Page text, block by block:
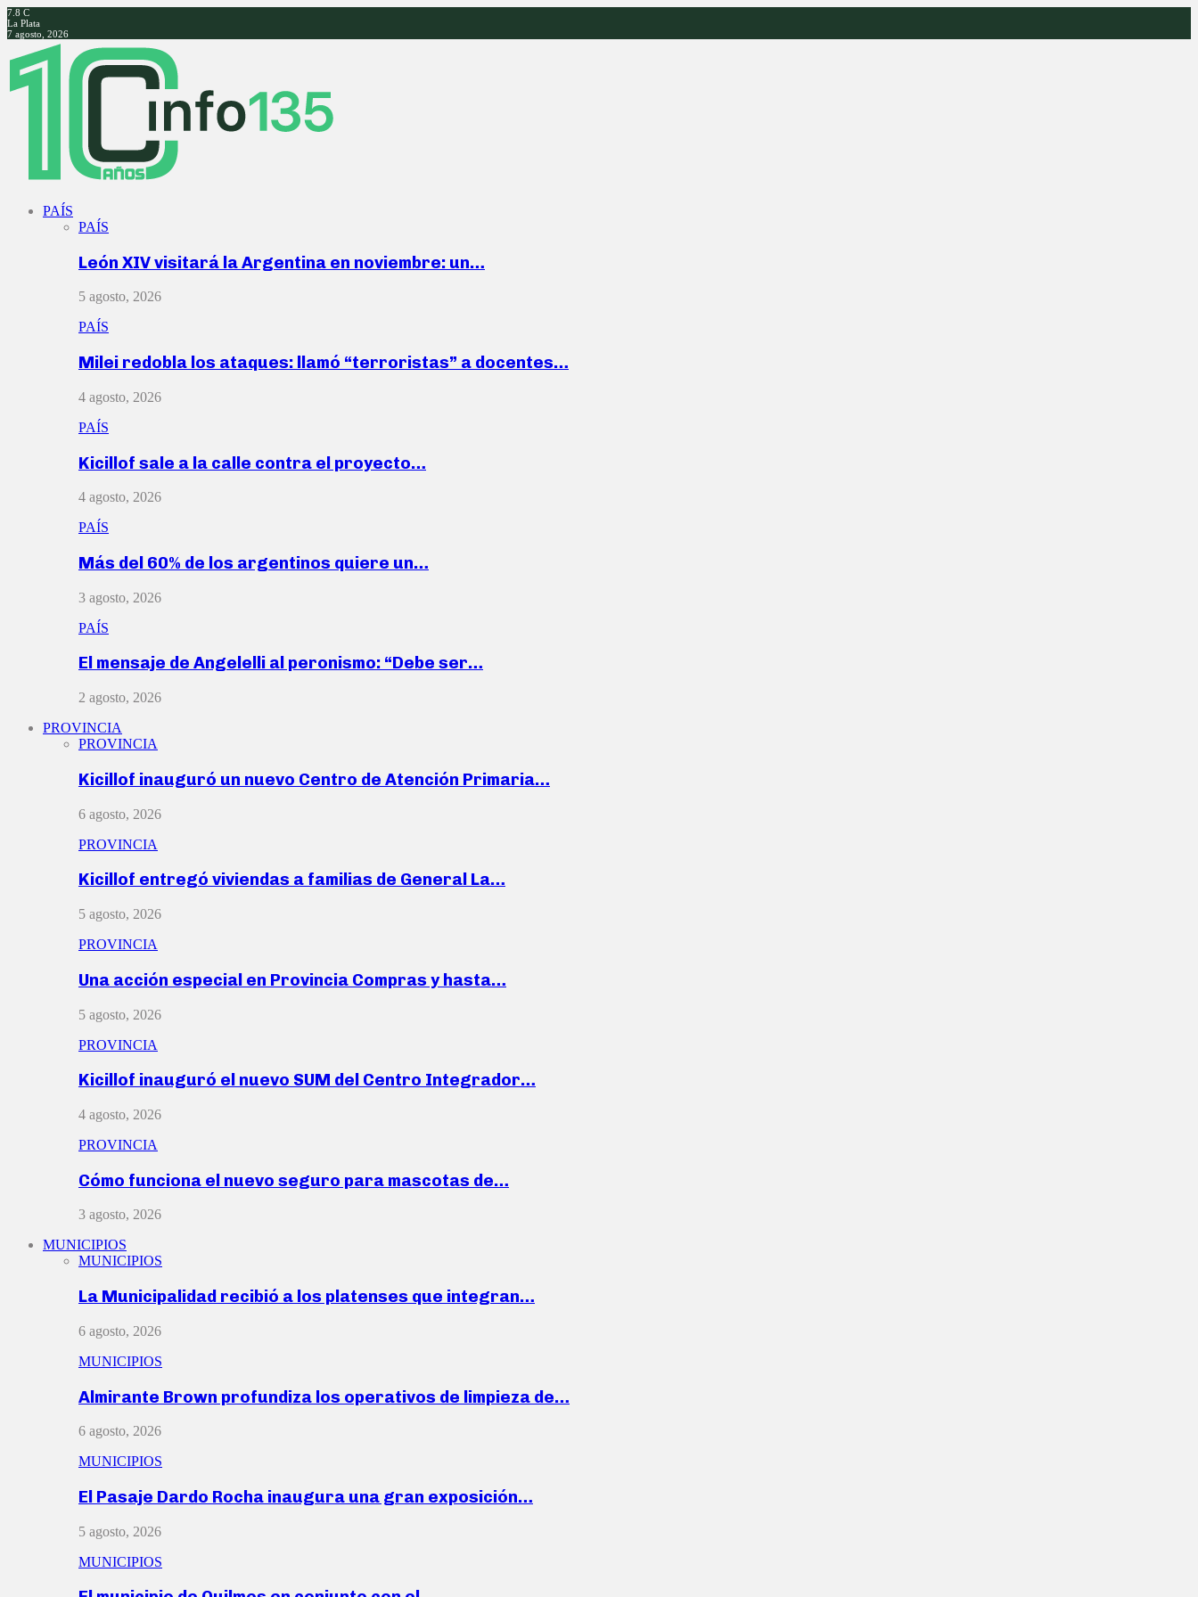
7.8 C
La Plata
7 agosto, 2026
Facebook
Twitter
Instagram
Youtube
PAÍS
PAÍS
León XIV visitará la Argentina en noviembre: un…
5 agosto, 2026
PAÍS
Milei redobla los ataques: llamó “terroristas” a docentes…
4 agosto, 2026
PAÍS
Kicillof sale a la calle contra el proyecto…
4 agosto, 2026
PAÍS
Más del 60% de los argentinos quiere un…
3 agosto, 2026
PAÍS
El mensaje de Angelelli al peronismo: “Debe ser…
2 agosto, 2026
PROVINCIA
PROVINCIA
Kicillof inauguró un nuevo Centro de Atención Primaria…
6 agosto, 2026
PROVINCIA
Kicillof entregó viviendas a familias de General La…
5 agosto, 2026
PROVINCIA
Una acción especial en Provincia Compras y hasta…
5 agosto, 2026
PROVINCIA
Kicillof inauguró el nuevo SUM del Centro Integrador…
4 agosto, 2026
PROVINCIA
Cómo funciona el nuevo seguro para mascotas de…
3 agosto, 2026
MUNICIPIOS
MUNICIPIOS
La Municipalidad recibió a los platenses que integran…
6 agosto, 2026
MUNICIPIOS
Almirante Brown profundiza los operativos de limpieza de…
6 agosto, 2026
MUNICIPIOS
El Pasaje Dardo Rocha inaugura una gran exposición…
5 agosto, 2026
MUNICIPIOS